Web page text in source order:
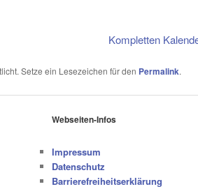
Kompletten
Setze ein Lesezeichen für den Permalink.
Webseiten-Infos
Impressum
Datenschutz
Barrierefreiheitserklärung